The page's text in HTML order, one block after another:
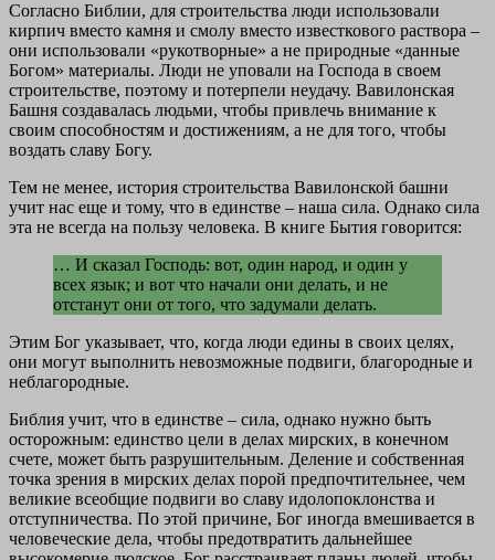
Согласно Библии, для строительства люди использовали
кирпич вместо камня и смолу вместо известкового раствора –
они использовали «рукотворные» а не природные «данные
Богом» материалы. Люди не уповали на Господа в своем
строительстве, поэтому и потерпели неудачу. Вавилонская
Башня создавалась людьми, чтобы привлечь внимание к
своим способностям и достижениям, а не для того, чтобы
воздать славу Богу.
Тем не менее, история строительства Вавилонской башни
учит нас еще и тому, что в единстве – наша сила. Однако сила
эта не всегда на пользу человека. В книге Бытия говорится:
… И сказал Господь: вот, один народ, и один у
всех язык; и вот что начали они делать, и не
отстанут они от того, что задумали делать.
Этим Бог указывает, что, когда люди едины в своих целях,
они могут выполнить невозможные подвиги, благородные и
неблагородные.
Библия учит, что в единстве – сила, однако нужно быть
осторожным: единство цели в делах мирских, в конечном
счете, может быть разрушительным. Деление и собственная
точка зрения в мирских делах порой предпочтительнее, чем
великие всеобщие подвиги во славу идолопоклонства и
отступничества. По этой причине, Бог иногда вмешивается в
человеческие дела, чтобы предотвратить дальнейшее